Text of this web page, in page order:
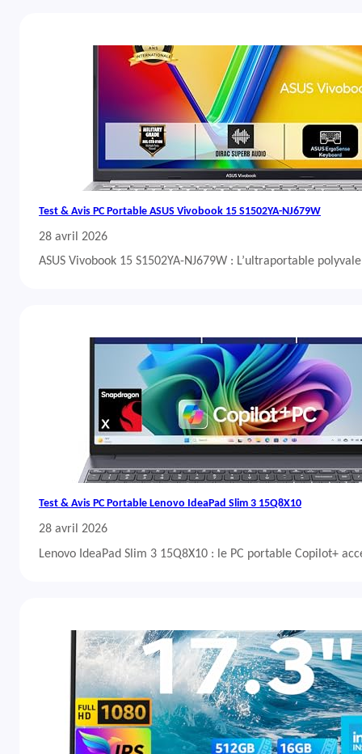
Test & Avis PC Portable ASUS Vivobook 15 S1502YA-NJ679W
28 avril 2026
ASUS Vivobook 15 S1502YA-NJ679W : L’ultraportable
Test & Avis PC Portable Lenovo IdeaPad Slim 3 15Q8X10
28 avril 2026
Lenovo IdeaPad Slim 3 15Q8X10 : le PC portable Copilot+